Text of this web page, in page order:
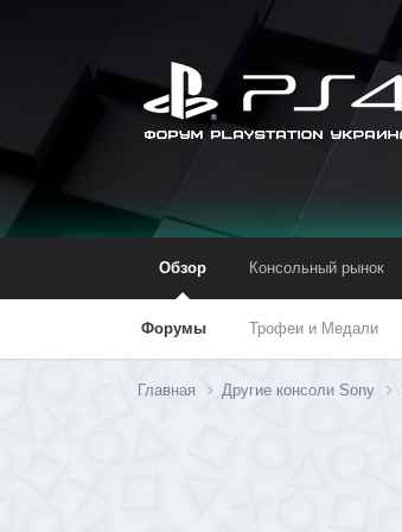
Обзор
Форумы Трофеи и Медали
Консольный рынок
Главная Другие консоли Sony